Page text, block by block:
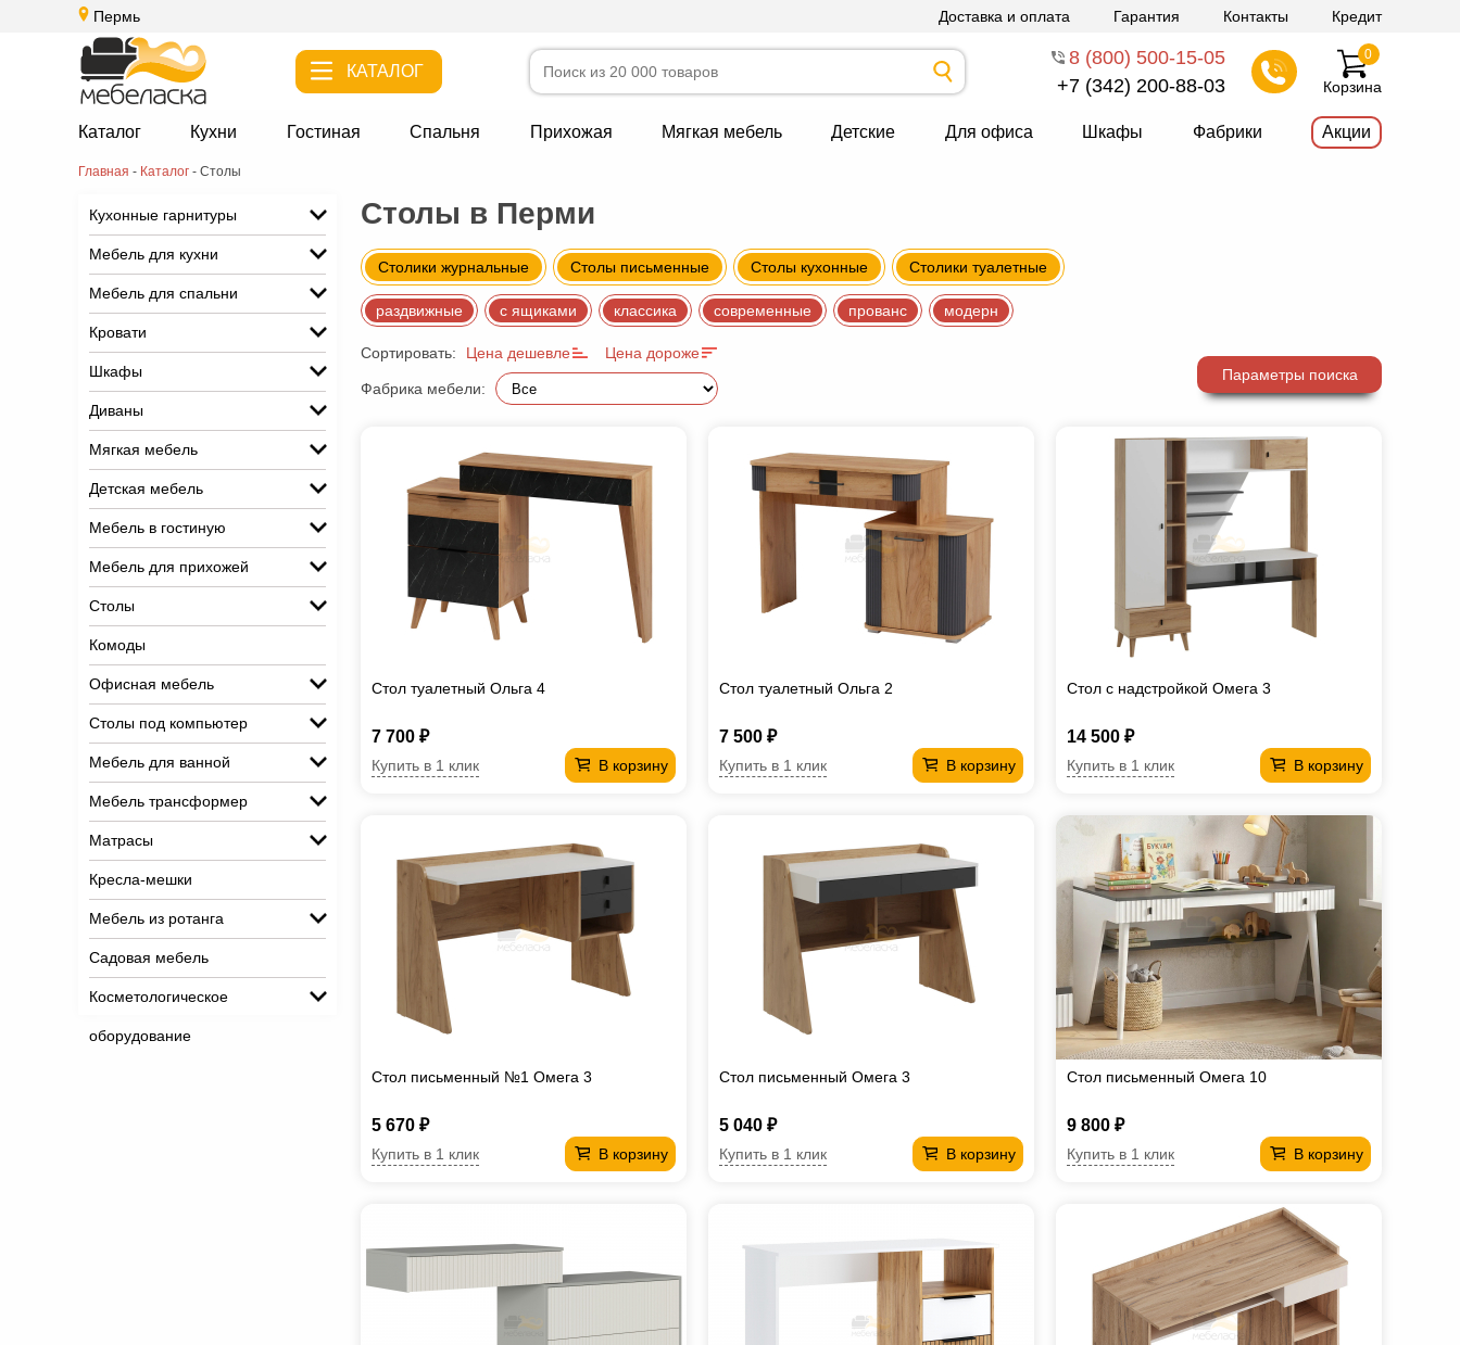
Пермь Доставка и оплата Гарантия Контакты Кредит
КАТАЛОГ
8 (800) 500-15-05
+7 (342) 200-88-03
Корзина
0
Каталог Кухни Гостиная Спальня Прихожая Мягкая мебель Детские Для офиса Шкафы Фабрики Акции
Главная - Каталог - Столы
Кухонные гарнитуры
Мебель для кухни
Мебель для спальни
Кровати
Шкафы
Диваны
Мягкая мебель
Детская мебель
Мебель в гостиную
Мебель для прихожей
Столы
Комоды
Офисная мебель
Столы под компьютер
Мебель для ванной
Мебель трансформер
Матрасы
Кресла-мешки
Мебель из ротанга
Садовая мебель
Косметологическое
оборудование
Столы в Перми
Столики журнальные Столы письменные Столы кухонные Столики туалетные
раздвижные с ящиками классика современные прованс модерн
Сортировать: Цена дешевле Цена дороже
Фабрика мебели:
Параметры поиска
Стол туалетный Ольга 4
7 700 ₽
В корзину
Купить в 1 клик
Стол туалетный Ольга 2
7 500 ₽
В корзину
Купить в 1 клик
Стол с надстройкой Омега 3
14 500 ₽
В корзину
Купить в 1 клик
Стол письменный №1 Омега 3
5 670 ₽
В корзину
Купить в 1 клик
Стол письменный Омега 3
5 040 ₽
В корзину
Купить в 1 клик
Стол письменный Омега 10
9 800 ₽
В корзину
Купить в 1 клик